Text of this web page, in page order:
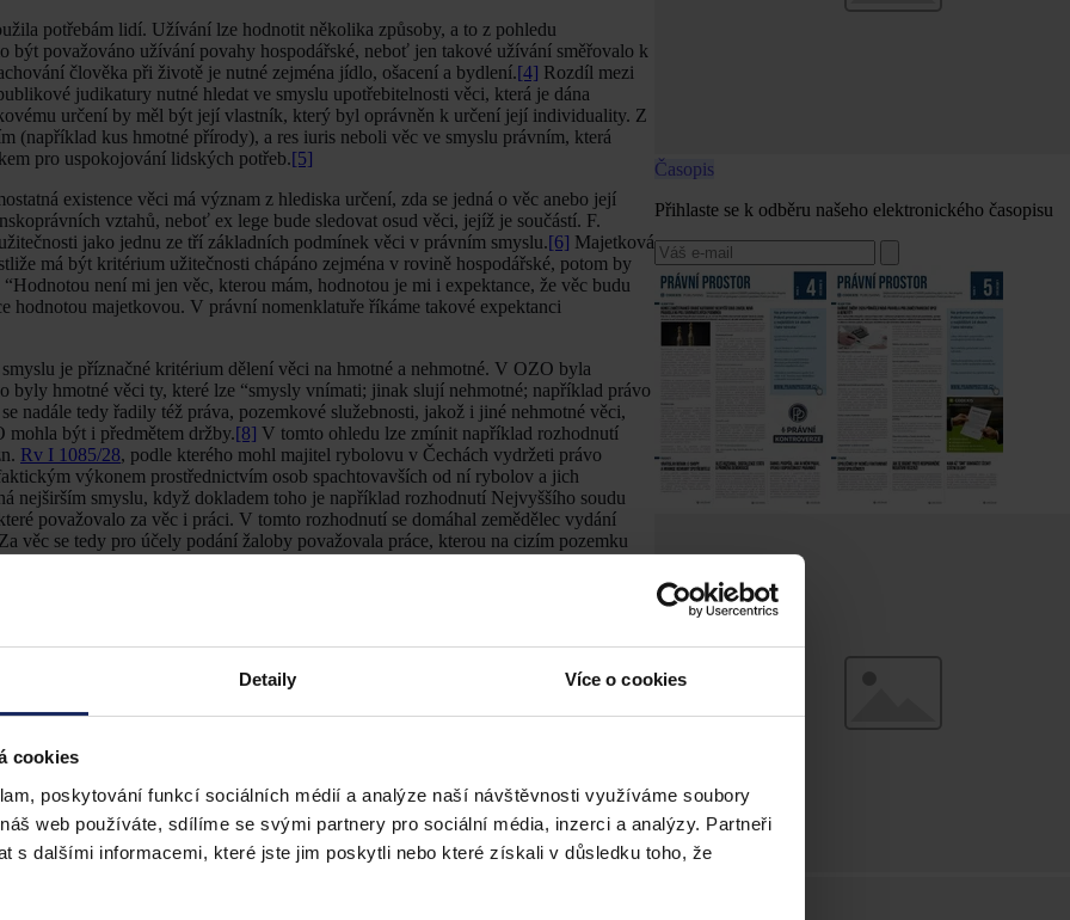
Detaily Více o cookies
cookies
poskytování funkcí sociálních médií a analýze naší návštěvnosti využíváme soubory
web používáte, sdílíme se svými partnery pro sociální média, inzerci a analýzy. Partneři
s dalšími informacemi, které jste jim poskytli nebo které získali v důsledku toho, že
potřebám lidí. Užívání lze hodnotit několika způsoby, a to z pohledu
být považováno užívání povahy hospodářské, neboť jen takové užívání směřovalo k
člověka při životě je nutné zejména jídlo, ošacení a bydlení.[4] Rozdíl mezi
judikatury nutné hledat ve smyslu upotřebitelnosti věci, která je dána
určení by měl být její vlastník, který byl oprávněn k určení její individuality. Z
(například kus hmotné přírody), a res iuris neboli věc ve smyslu právním, která
pro uspokojování lidských potřeb.[5]
existence věci má význam z hlediska určení, zda se jedná o věc anebo její
vztahů, neboť ex lege bude sledovat osud věci, jejíž je součástí. F.
jako jednu ze tří základních podmínek věci v právním smyslu.[6] Majetková
má být kritérium užitečnosti chápáno zejména v rovině hospodářské, potom by
není mi jen věc, kterou mám, hodnotou je mi i expektance, že věc budu
hodnotou majetkovou. V právní nomenklatuře říkáme takové expektanci
je příznačné kritérium dělení věci na hmotné a nehmotné. V OZO byla
byly hmotné věci ty, které lze “smysly vnímati; jinak slují nehmotné; například právo
nadále tedy řadily též práva, pozemkové služebnosti, jakož i jiné nehmotné věci,
mohla být i předmětem držby.[8] V tomto ohledu lze zmínit například rozhodnutí
Rv I 1085/28, podle kterého mohl majitel rybolovu v Čechách vydržeti právo
výkonem prostřednictvím osob spachtovavších od ní rybolov a jich
nejširším smyslu, když dokladem toho je například rozhodnutí Nejvyššího soudu
považovalo za věc i práci. V tomto rozhodnutí se domáhal zemědělec vydání
věc se tedy pro účely podání žaloby považovala práce, kterou na cizím pozemku
v § 309 a násl. OZO, lze dovodit, že OZO činil rozdíly mezi věcí hmotnou
jejího vzniku. Držbu věci bylo možno charakterizovat jako úplnou skutkovou
o výkon obsahu vlastnického práva. Naproti tomu držbou práva byl myšlen
zánik držby. V případě hmotných věcí docházelo k zániku držby v případech, kdy
držby ve prospěch třetí osoby.[10]
okamžikem zápisu ve prospěch jiného.
a držitel se proti tomu nebránil podáním žaloby.
ale smyslová vnímatelnost. Věc tedy musela zaujímat buď určitý prostor,
že nelze omezovat hmotné věci jen na prostorově ohraničené části živé a neživé
věcí hmotnou. F. Rouček výslovně zmiňoval technické vynálezy, o jejichž
[13]
(Bürgerliches Gesetzbuch) z roku 1896. Podle § 90 BGB se za věc považují
užšího pojetí řazeny i ovladatelné přírodní síly.
Časopis
Přihlaste se k odběru našeho elektronického časopisu